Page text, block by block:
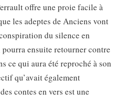
offre une proie facile à
les adeptes de Anciens vont
du silence en
ensuite retourner contre
ce qui aura été reproché à son
qu’avait également
contes en vers est une